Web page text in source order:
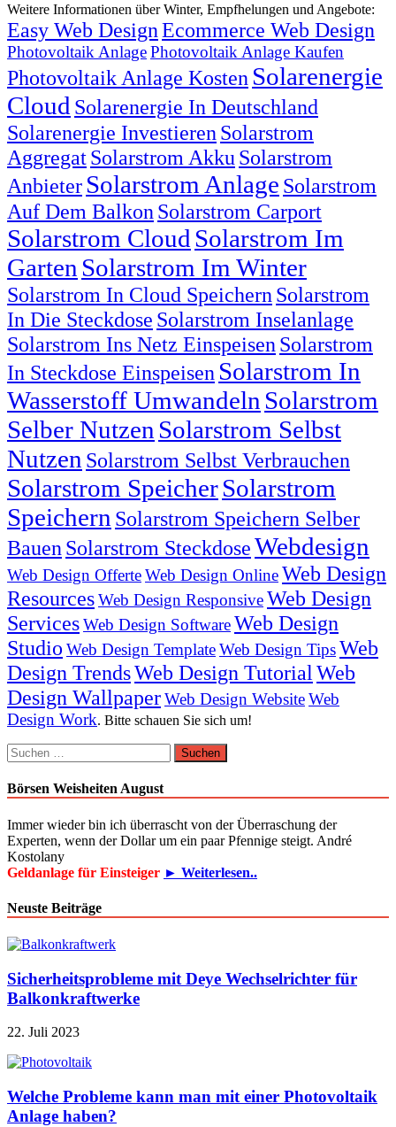
Weitere Informationen über Winter, Empfhelungen und Angebote:
Easy Web DesignEcommerce Web Design
Photovoltaik AnlagePhotovoltaik Anlage Kaufen
Photovoltaik Anlage Kosten Solarenergie
Cloud Solarenergie In Deutschland
Solarenergie Investieren Solarstrom
AggregatSolarstrom Akku Solarstrom
Anbieter Solarstrom Anlage Solarstrom
Auf Dem Balkon Solarstrom Carport
Solarstrom Cloud Solarstrom Im
Garten Solarstrom Im Winter
Solarstrom In Cloud Speichern Solarstrom
In Die Steckdose Solarstrom Inselanlage
Solarstrom Ins Netz Einspeisen Solarstrom
In Steckdose Einspeisen Solarstrom In
Wasserstoff Umwandeln Solarstrom
Selber Nutzen Solarstrom Selbst
Nutzen Solarstrom Selbst Verbrauchen
Solarstrom SpeicherSolarstrom
Speichern Solarstrom Speichern Selber
Bauen Solarstrom SteckdoseWebdesign
Web Design OfferteWeb Design OnlineWeb Design
ResourcesWeb Design ResponsiveWeb Design
ServicesWeb Design SoftwareWeb Design
Studio Web Design TemplateWeb Design TipsWeb
Design TrendsWeb Design Tutorial Web
Design WallpaperWeb Design WebsiteWeb
Design Work. Bitte schauen Sie sich um!
Suchen
nach:
Börsen Weisheiten August
Immer wieder bin ich überrascht von der Überraschung der
Experten, wenn der Dollar um ein paar Pfennige steigt. André
Kostolany
Geldanlage für Einsteiger ► Weiterlesen..
Neuste Beiträge
Sicherheitsprobleme mit Deye Wechselrichter für
Balkonkraftwerke
22. Juli 2023
Welche Probleme kann man mit einer Photovoltaik
Anlage haben?